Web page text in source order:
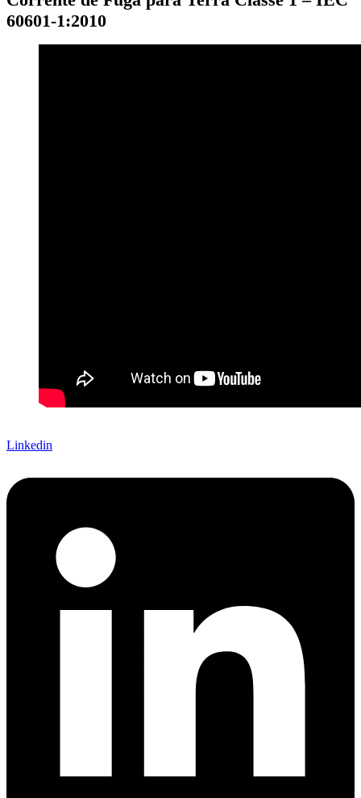
60601-1:2010
Linkedin